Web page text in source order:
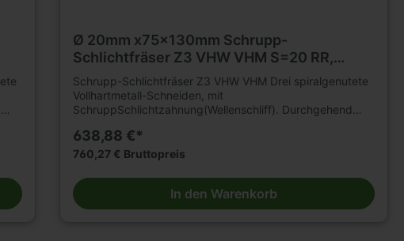
Ø 20mm x75x130mm Schrupp-
Schlichtfräser Z3 VHW VHM S=20 RR,
komplett mit Schrumpffutter
Schrupp-Schlichtfräser Z3 VHW VHM Drei spiralgenutete
Vollhartmetall-Schneiden, mit
SchruppSchlichtzahnung(Wellenschliff). Durchgehend
Thermotec- Schrumpfspannfutter. Nur für mechanischen
Vorschub. Mit Beschichtung für höhere
Trennen, Kopieren,Formatieren etc.in Schrupp-Schlicht
Qualität von Holz- und Plattenwerkstoffen
unterschiedlichster Zusammensetzung auf CNC-
638,88 €*
760,27 € Bruttopreis
In den Warenkorb